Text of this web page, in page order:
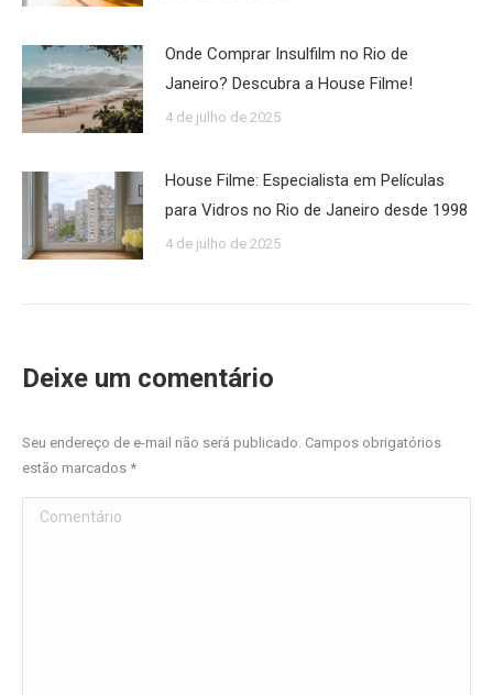
Onde Comprar Insulfilm no Rio de
Janeiro? Descubra a House Filme!
4 de julho de 2025
House Filme: Especialista em Películas
para Vidros no Rio de Janeiro desde 1998
4 de julho de 2025
Deixe um comentário
Seu endereço de e-mail não será publicado. Campos obrigatórios
estão marcados *
Comentário